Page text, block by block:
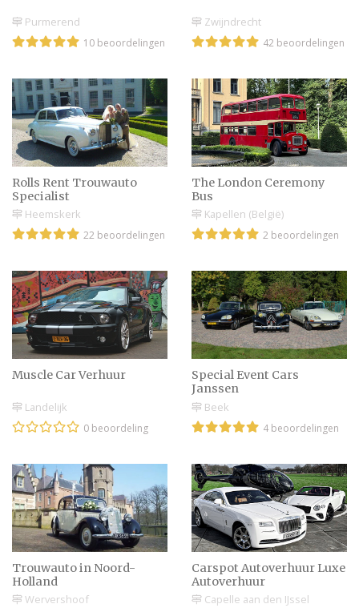
Purmerend
10 beoordelingen
Zwijndrecht
42 beoordelingen
Rolls Rent Trouwauto
Specialist
Heemskerk
22 beoordelingen
The London Ceremony
Bus
Kapellen (België)
2 beoordelingen
Muscle Car Verhuur
Landelijk
0 beoordeling
Special Event Cars
Janssen
Beek
4 beoordelingen
Trouwauto in Noord-
Holland
Wervershoof
Carspot Autoverhuur Luxe
Autoverhuur
Capelle aan den IJssel